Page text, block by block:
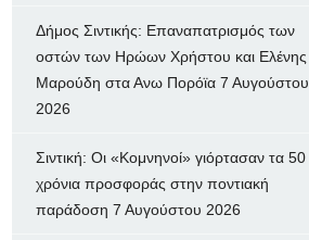
Δήμος Σιντικής: Επαναπατρισμός των
oστών των Ηρώων Χρήστου και Ελένης
Μαρούδη στα Ανω Πορόϊα 7 Αυγούστου
2026
Σιντική: Οι «Κομνηνοί» γιόρτασαν τα 50
χρόνια προσφοράς στην ποντιακή
παράδοση 7 Αυγούστου 2026